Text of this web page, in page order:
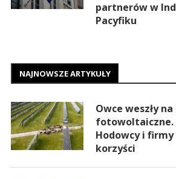
partnerów w
Pacyfiku
NAJNOWSZE ARTYKUŁY
Owce weszły
fotowoltaiczne.
Hodowcy i
korzyści